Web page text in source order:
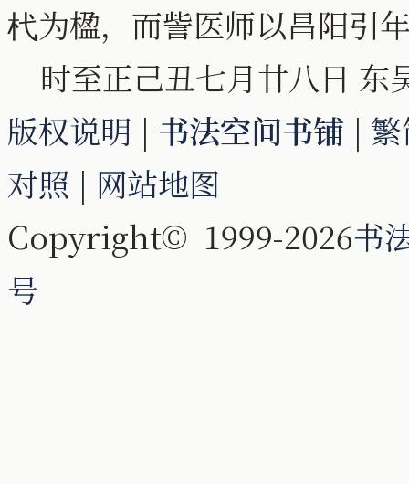
杙为楹，而訾医师以昌阳引
时至正己丑七月廿八日 东
版权说明 | 书法空间书铺 |
对照 | 网站地图
Copyright© 1999-2026书
号